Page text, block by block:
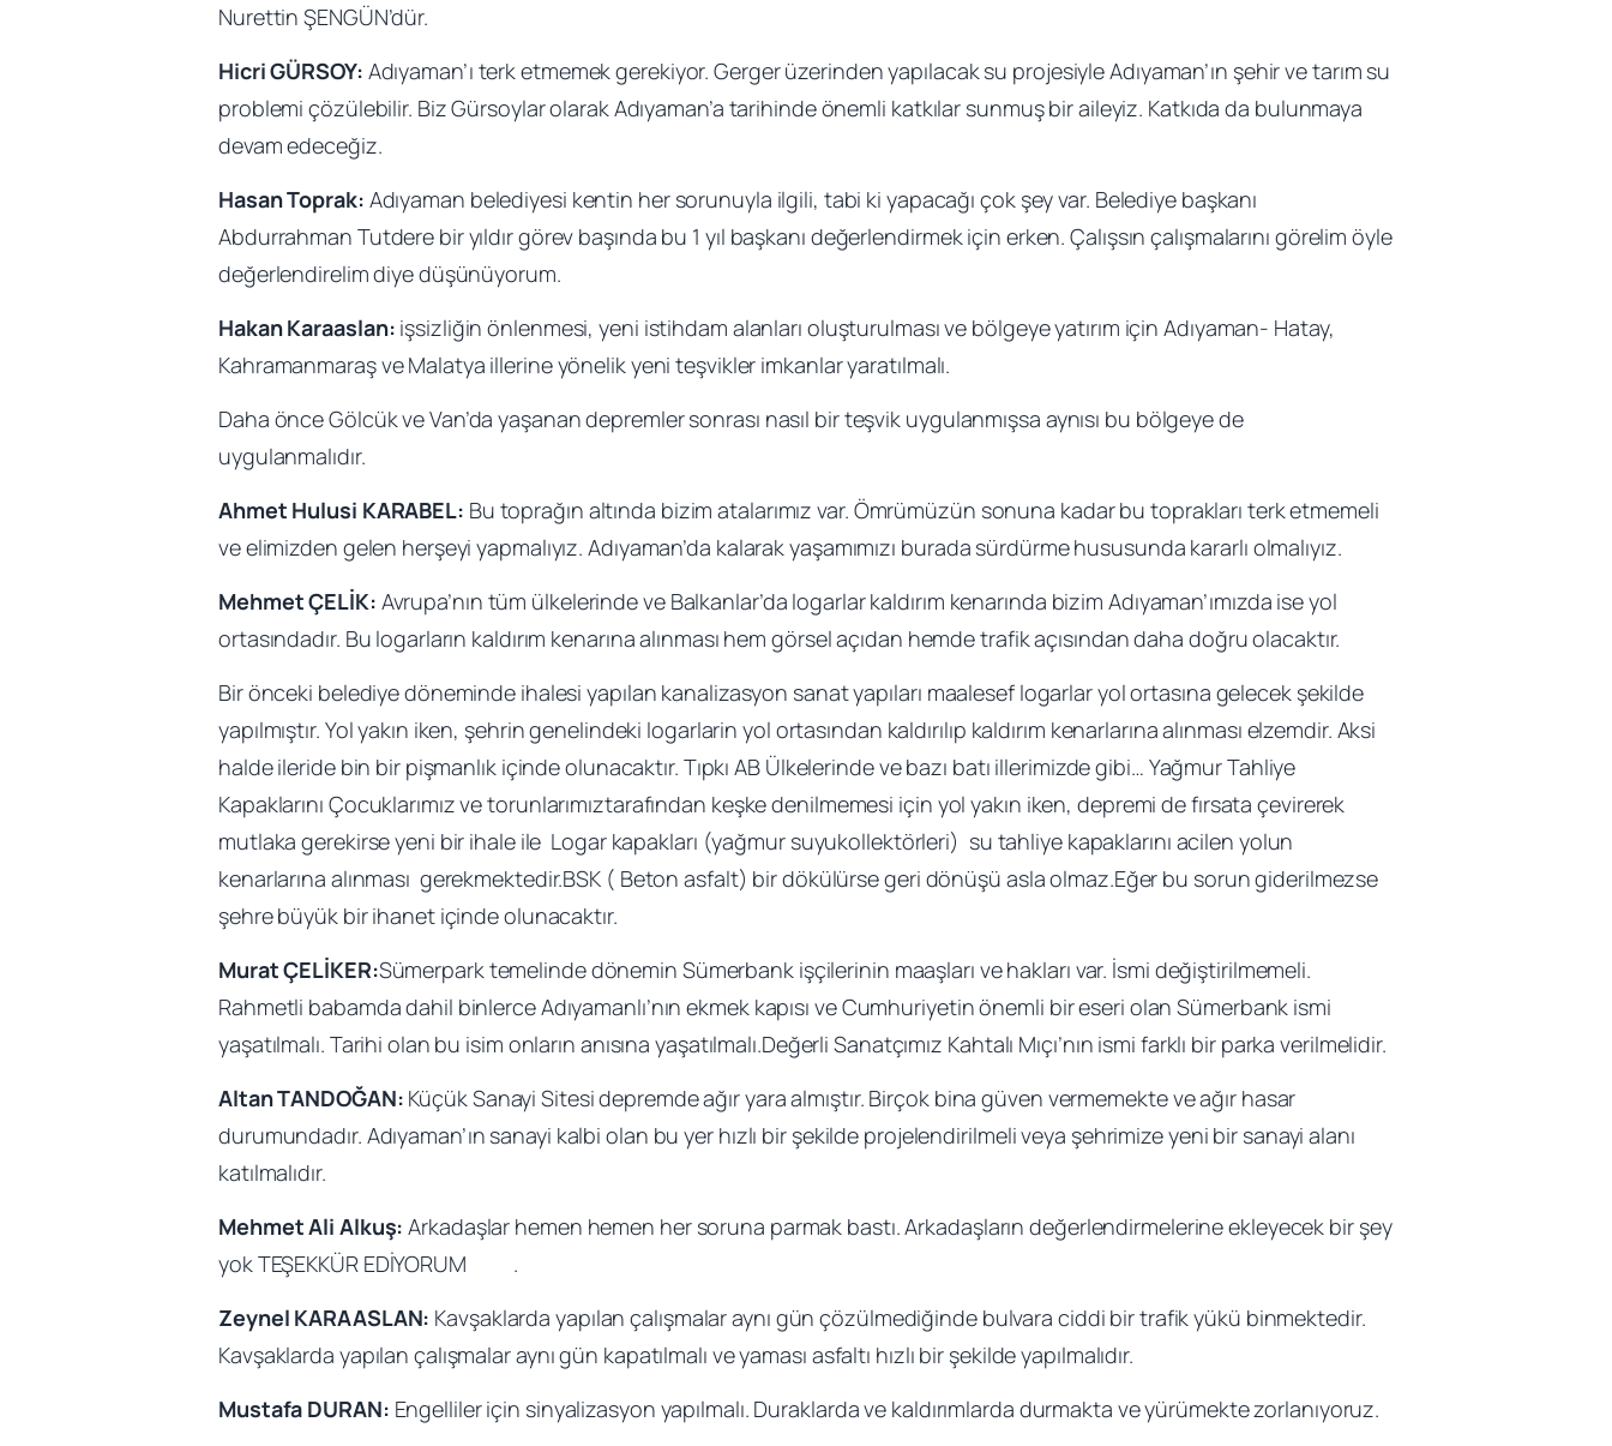
Nurettin ŞENGÜN’dür.
Hicri GÜRSOY: Adıyaman’ı terk etmemek gerekiyor. Gerger üzerinden yapılacak su projesiyle Adıyaman’ın şehir ve tarım su
problemi çözülebilir. Biz Gürsoylar olarak Adıyaman’a tarihinde önemli katkılar sunmuş bir aileyiz. Katkıda da bulunmaya
devam edeceğiz.
Hasan Toprak: Adıyaman belediyesi kentin her sorunuyla ilgili, tabi ki yapacağı çok şey var. Belediye başkanı
Abdurrahman Tutdere bir yıldır görev başında bu 1 yıl başkanı değerlendirmek için erken. Çalışsın çalışmalarını görelim öyle
değerlendirelim diye düşünüyorum.
Hakan Karaaslan: işsizliğin önlenmesi, yeni istihdam alanları oluşturulması ve bölgeye yatırım için Adıyaman- Hatay,
Kahramanmaraş ve Malatya illerine yönelik yeni teşvikler imkanlar yaratılmalı.
Daha önce Gölcük ve Van’da yaşanan depremler sonrası nasıl bir teşvik uygulanmışsa aynısı bu bölgeye de
uygulanmalıdır.
Ahmet Hulusi KARABEL: Bu toprağın altında bizim atalarımız var. Ömrümüzün sonuna kadar bu toprakları terk etmemeli
ve elimizden gelen herşeyi yapmalıyız. Adıyaman’da kalarak yaşamımızı burada sürdürme hususunda kararlı olmalıyız.
Mehmet ÇELİK: Avrupa’nın tüm ülkelerinde ve Balkanlar’da logarlar kaldırım kenarında bizim Adıyaman’ımızda ise yol
ortasındadır. Bu logarların kaldırım kenarına alınması hem görsel açıdan hemde trafik açısından daha doğru olacaktır.
Bir önceki belediye döneminde ihalesi yapılan kanalizasyon sanat yapıları maalesef logarlar yol ortasına gelecek şekilde
yapılmıştır. Yol yakın iken, şehrin genelindeki logarlarin yol ortasından kaldırılıp kaldırım kenarlarına alınması elzemdir. Aksi
halde ileride bin bir pişmanlık içinde olunacaktır. Tıpkı AB Ülkelerinde ve bazı batı illerimizde gibi… Yağmur Tahliye
Kapaklarını Çocuklarımız ve torunlarımıztarafından keşke denilmemesi için yol yakın iken, depremi de fırsata çevirerek
mutlaka gerekirse yeni bir ihale ile Logar kapakları (yağmur suyukollektörleri) su tahliye kapaklarını acilen yolun
kenarlarına alınması gerekmektedir.BSK ( Beton asfalt) bir dökülürse geri dönüşü asla olmaz.Eğer bu sorun giderilmezse
şehre büyük bir ihanet içinde olunacaktır.
Murat ÇELİKER:Sümerpark temelinde dönemin Sümerbank işçilerinin maaşları ve hakları var. İsmi değiştirilmemeli.
Rahmetli babamda dahil binlerce Adıyamanlı’nın ekmek kapısı ve Cumhuriyetin önemli bir eseri olan Sümerbank ismi
yaşatılmalı. Tarihi olan bu isim onların anısına yaşatılmalı.Değerli Sanatçımız Kahtalı Mıçı’nın ismi farklı bir parka verilmelidir.
Altan TANDOĞAN: Küçük Sanayi Sitesi depremde ağır yara almıştır. Birçok bina güven vermemekte ve ağır hasar
durumundadır. Adıyaman’ın sanayi kalbi olan bu yer hızlı bir şekilde projelendirilmeli veya şehrimize yeni bir sanayi alanı
katılmalıdır.
Mehmet Ali Alkuş: Arkadaşlar hemen hemen her soruna parmak bastı. Arkadaşların değerlendirmelerine ekleyecek bir şey
yok TEŞEKKÜR EDİYORUM .
Zeynel KARAASLAN: Kavşaklarda yapılan çalışmalar aynı gün çözülmediğinde bulvara ciddi bir trafik yükü binmektedir.
Kavşaklarda yapılan çalışmalar aynı gün kapatılmalı ve yaması asfaltı hızlı bir şekilde yapılmalıdır.
Mustafa DURAN: Engelliler için sinyalizasyon yapılmalı. Duraklarda ve kaldırımlarda durmakta ve yürümekte zorlanıyoruz.